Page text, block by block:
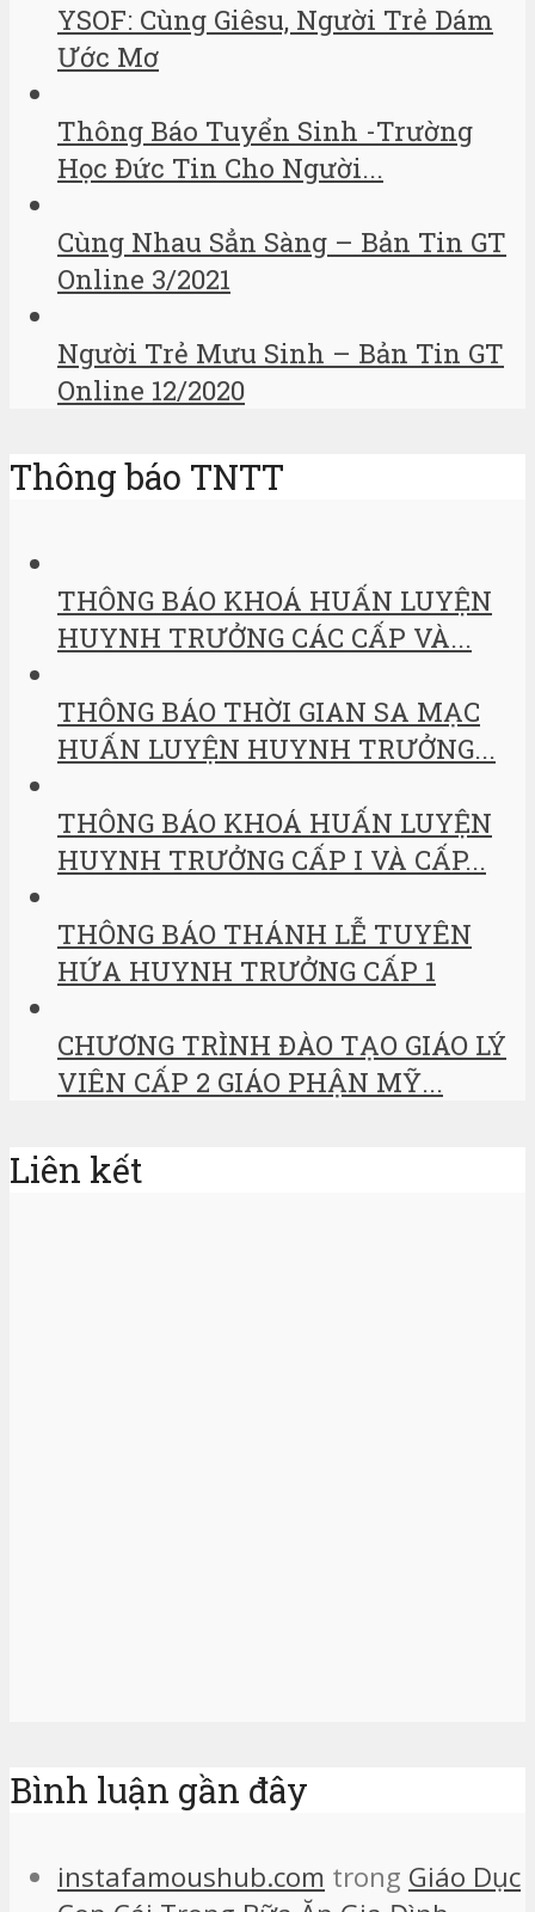
YSOF: Cùng Giêsu, Người Trẻ Dám
Ước Mơ
Thông Báo Tuyển Sinh -Trường
Học Đức Tin Cho Người...
Cùng Nhau Sẳn Sàng – Bản Tin GT
Online 3/2021
Người Trẻ Mưu Sinh – Bản Tin GT
Online 12/2020
Thông báo TNTT
THÔNG BÁO KHOÁ HUẤN LUYỆN
HUYNH TRƯỞNG CÁC CẤP VÀ...
THÔNG BÁO THỜI GIAN SA MẠC
HUẤN LUYỆN HUYNH TRƯỞNG...
THÔNG BÁO KHOÁ HUẤN LUYỆN
HUYNH TRƯỞNG CẤP I VÀ CẤP...
THÔNG BÁO THÁNH LỄ TUYÊN
HỨA HUYNH TRƯỞNG CẤP 1
CHƯƠNG TRÌNH ĐÀO TẠO GIÁO LÝ
VIÊN CẤP 2 GIÁO PHẬN MỸ...
Liên kết
Bình luận gần đây
instafamoushub.com trong Giáo Dục